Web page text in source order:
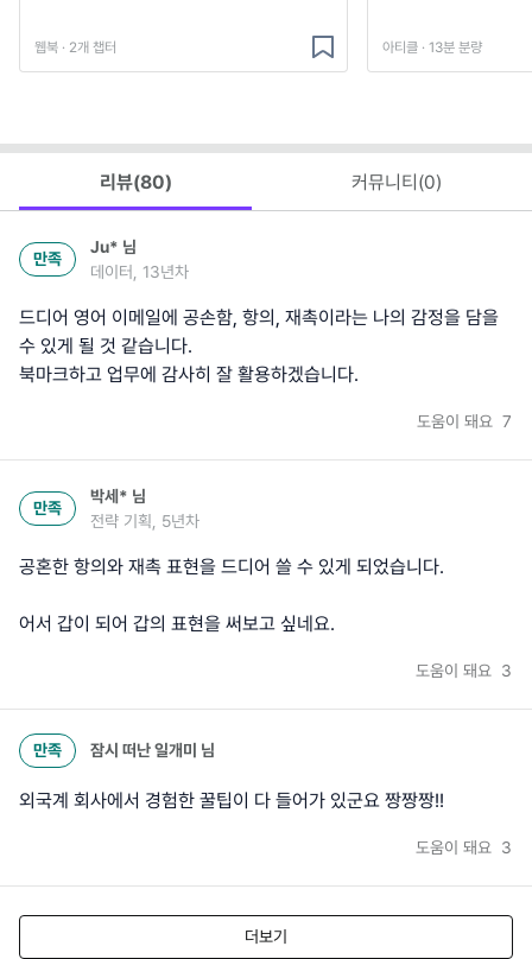
웹북 · 2개 챕터 아티클 · 13분 분량
리뷰(80) 커뮤니티(0)
만족
Ju* 님
데이터, 13년차
드디어 영어 이메일에 공손함, 항의, 재촉이라는 나의 감정을 담을
수 있게 될 것 같습니다.
북마크하고 업무에 감사히 잘 활용하겠습니다.
도움이 돼요 7
만족
박세* 님
전략 기획, 5년차
공혼한 항의와 재촉 표현을 드디어 쓸 수 있게 되었습니다.
어서 갑이 되어 갑의 표현을 써보고 싶네요.
도움이 돼요 3
만족 잠시 떠난 일개미 님
외국계 회사에서 경험한 꿀팁이 다 들어가 있군요 짱짱짱!!
도움이 돼요 3
더보기